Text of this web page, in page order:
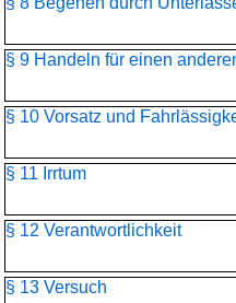
§ 9 Handeln für einen
§ 10 Vorsatz und
§ 11 Irrtum
§ 12 Verantwortlichkeit
§ 13 Versuch